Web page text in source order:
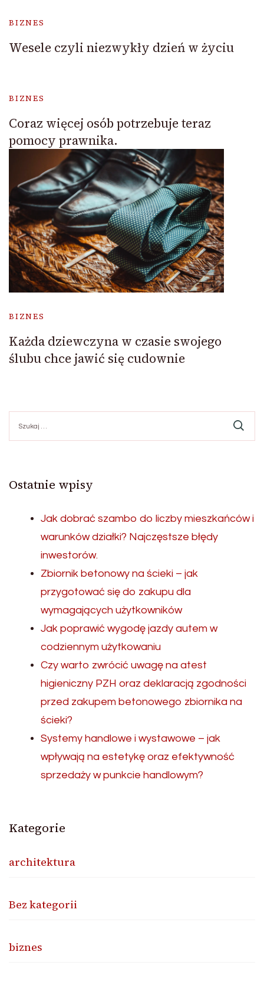
BIZNES
Wesele czyli niezwykły dzień w życiu
BIZNES
Coraz więcej osób potrzebuje teraz
pomocy prawnika.
BIZNES
Każda dziewczyna w czasie swojego
ślubu chce jawić się cudownie
Ostatnie wpisy
Jak dobrać szambo do liczby mieszkańców i
warunków działki? Najczęstsze błędy
inwestorów.
Zbiornik betonowy na ścieki – jak
przygotować się do zakupu dla
wymagających użytkowników
Jak poprawić wygodę jazdy autem w
codziennym użytkowaniu
Czy warto zwrócić uwagę na atest
higieniczny PZH oraz deklaracją zgodności
przed zakupem betonowego zbiornika na
ścieki?
Systemy handlowe i wystawowe – jak
wpływają na estetykę oraz efektywność
sprzedaży w punkcie handlowym?
Kategorie
architektura
Bez kategorii
biznes